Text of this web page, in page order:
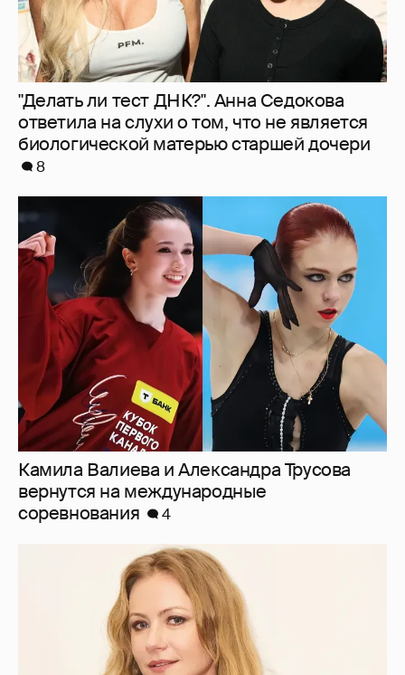
Камила Валиева и Александра Трусова
вернутся на международные
соревнования
4
"Заявил себя простым монтировщиком,
дабы не платить алименты". Мария
Миронова упрекнула бывшего мужа, с
которым судится за сына
17